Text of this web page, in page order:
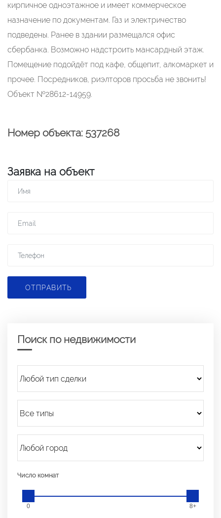
кирпичное одноэтажное и имеет коммерческое
назначение по документам. Газ и электричество
подведены. Ранее в здании размещался офис
сбербанка. Возможно надстроить мансардный этаж.
Помещение подойдёт под кафе, общепит, алкомаркет и
прочее. Посредников, риэлторов просьба не звонить!
Объект №28612-14959.
Номер объекта: 537268
Заявка на объект
ОТПРАВИТЬ
Поиск по недвижимости
Число комнат
0 8+